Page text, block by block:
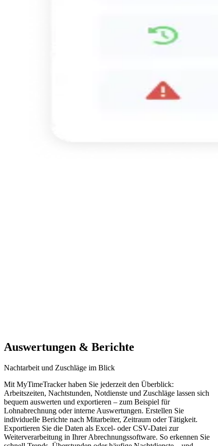
Auswertungen & Berichte
Nachtarbeit und Zuschläge im Blick
Mit MyTimeTracker haben Sie jederzeit den Überblick:
Arbeitszeiten, Nachtstunden, Notdienste und Zuschläge lassen sich
bequem auswerten und exportieren – zum Beispiel für
Lohnabrechnung oder interne Auswertungen. Erstellen Sie
individuelle Berichte nach Mitarbeiter, Zeitraum oder Tätigkeit.
Exportieren Sie die Daten als Excel- oder CSV-Datei zur
Weiterverarbeitung in Ihrer Abrechnungssoftware. So erkennen Sie